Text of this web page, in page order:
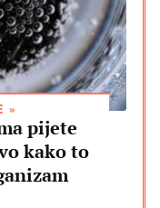
pijete
kako to